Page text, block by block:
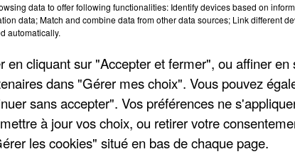
et notamment la pose d’une plaque en
cellule. Une juge d’application des peines s’est
rendait les conditions de détention
de la prison de Fleury-Mérogis a
« d’un système d’aération par la
data to offer following functionalities: Identify devices based on
data; Match and combine data from other data sources; Link different
automatically.
en cliquant sur "Accepter et fermer", ou affiner en
dans "Gérer mes choix". Vous pouvez
sans accepter". Vos préférences ne
à jour vos choix, ou retirer votre
les cookies" situé en bas de chaque page.